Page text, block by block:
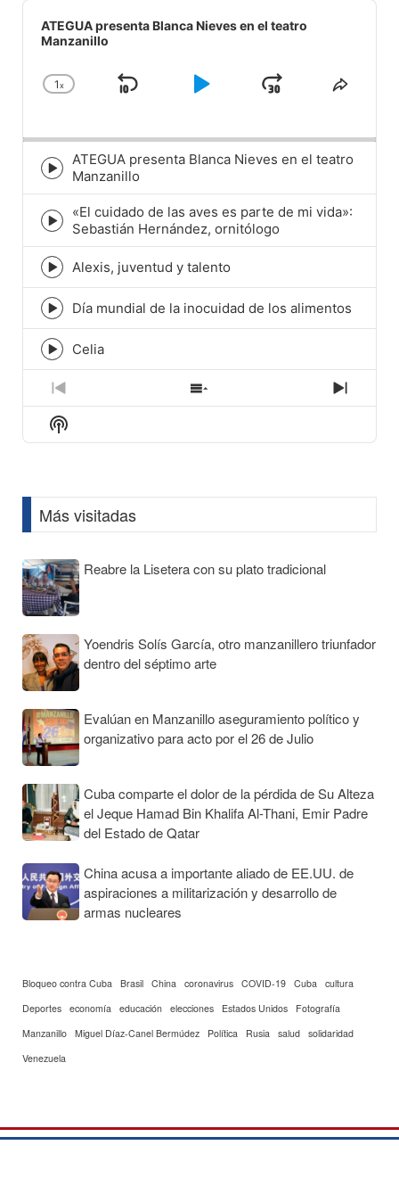
Audio
Player
ATEGUA presenta Blanca Nieves en el teatro
Manzanillo
Change
1x
Skip
Play
JumpShare
Episode
play
icon
ATEGUA presenta Blanca Nieves en el teatro
Manzanillo
Episode
play
icon
«El cuidado de las aves es parte de mi vida»:
Sebastián Hernández, ornitólogo
Episode
play
icon
Alexis, juventud y talento
Episode
play
icon
Día mundial de la inocuidad de los alimentos
Episode
play
icon
Celia
Previous
Episode
Show
Episodes
Next
Show
Podcast
Más visitadas
Reabre la Lisetera con su plato tradicional
Yoendris Solís García, otro manzanillero triunfador
dentro del séptimo arte
Evalúan en Manzanillo aseguramiento político y
organizativo para acto por el 26 de Julio
Cuba comparte el dolor de la pérdida de Su Alteza
el Jeque Hamad Bin Khalifa Al-Thani, Emir Padre
del Estado de Qatar
China acusa a importante aliado de EE.UU. de
aspiraciones a militarización y desarrollo de
armas nucleares
Bloqueo contra Cuba Brasil China coronavirus COVID-19 Cuba cultura
Deportes economía educación elecciones Estados Unidos
Fotografía
Manzanillo Miguel Díaz-Canel Bermúdez Política Rusia salud solidaridad
Venezuela